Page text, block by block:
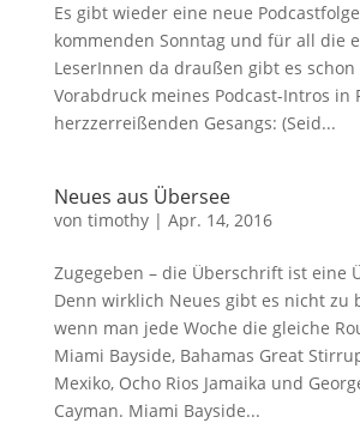
Es gibt wieder eine neue
kommenden Sonntag und für all die
LeserInnen da draußen gibt es
Vorabdruck meines Podcast-Intros in
herzzerreißenden Gesangs: (Seid...
Neues aus Übersee
von timothy| Apr. 14, 2016
Zugegeben – die Überschrift ist eine
Denn wirklich Neues gibt es nicht zu
wenn man jede Woche die gleiche
Miami Bayside, Bahamas Great
Mexiko, Ocho Rios Jamaika und
Cayman. Miami Bayside...